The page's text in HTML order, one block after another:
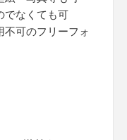
でなくても可
可のフリーフォ